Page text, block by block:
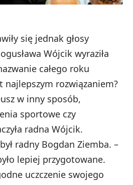
się jednak głosy
Wójcik wyraziła
całego roku
rozwiązaniem?
w inny sposób,
sportowe czy
radna Wójcik.
radny Bogdan Ziemba. –
lepiej przygotowane.
uczczenie swojego